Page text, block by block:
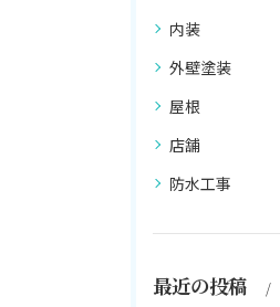
内装
外壁塗装
屋根
店舗
防水工事
最近の投稿